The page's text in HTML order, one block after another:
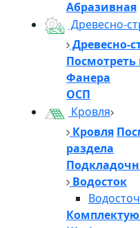
Абразивная
Древесно-
Древесно-
Посмотреть
Фанера
ОСП
Кровля
Кровля
раздела
Водосток